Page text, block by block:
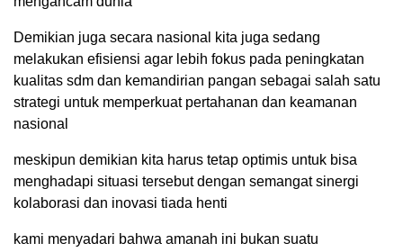
Demikian juga secara nasional kita juga sedang
melakukan efisiensi agar lebih fokus pada peningkatan
kualitas sdm dan kemandirian pangan sebagai salah satu
strategi untuk memperkuat pertahanan dan keamanan
nasional
meskipun demikian kita harus tetap optimis untuk bisa
menghadapi situasi tersebut dengan semangat sinergi
kolaborasi dan inovasi tiada henti
kami menyadari bahwa amanah ini bukan suatu